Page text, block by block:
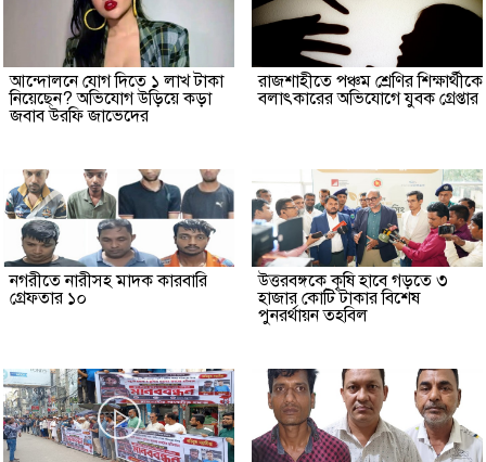
আন্দোলনে যোগ দিতে ১ লাখ টাকা
নিয়েছেন? অভিযোগ উড়িয়ে কড়া
জবাব উরফি জাভেদের
রাজশাহীতে পঞ্চম শ্রেণির শিক্ষার্থীকে
বলাৎকারের অভিযোগে যুবক গ্রেপ্তার
নগরীতে নারীসহ মাদক কারবারি
গ্রেফতার ১০
উত্তরবঙ্গকে কৃষি হাবে গড়তে ৩
হাজার কোটি টাকার বিশেষ
পুনরর্থায়ন তহবিল